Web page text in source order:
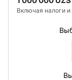
Включая налоги